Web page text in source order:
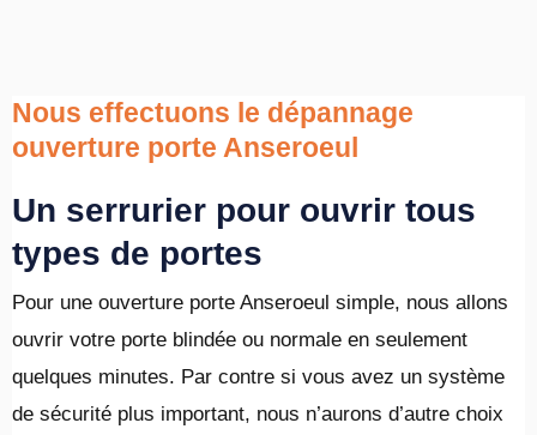
Nous effectuons le dépannage
ouverture porte Anseroeul
Un serrurier pour ouvrir tous
types de portes
Pour une ouverture porte Anseroeul simple, nous allons
ouvrir votre porte blindée ou normale en seulement
quelques minutes. Par contre si vous avez un système
de sécurité plus important, nous n’aurons d’autre choix